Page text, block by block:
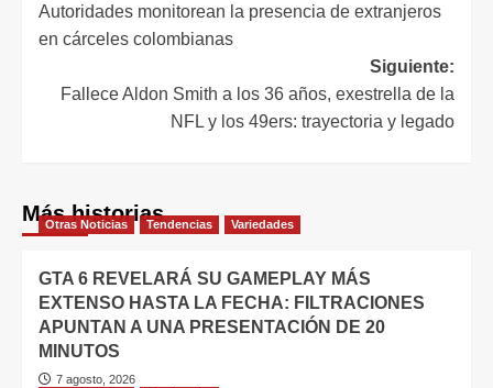
Autoridades monitorean la presencia de extranjeros
en cárceles colombianas
Siguiente:
Fallece Aldon Smith a los 36 años, exestrella de la
NFL y los 49ers: trayectoria y legado
Más historias
Otras Noticias Tendencias Variedades
GTA 6 REVELARÁ SU GAMEPLAY MÁS
EXTENSO HASTA LA FECHA: FILTRACIONES
APUNTAN A UNA PRESENTACIÓN DE 20
MINUTOS
7 agosto, 2026